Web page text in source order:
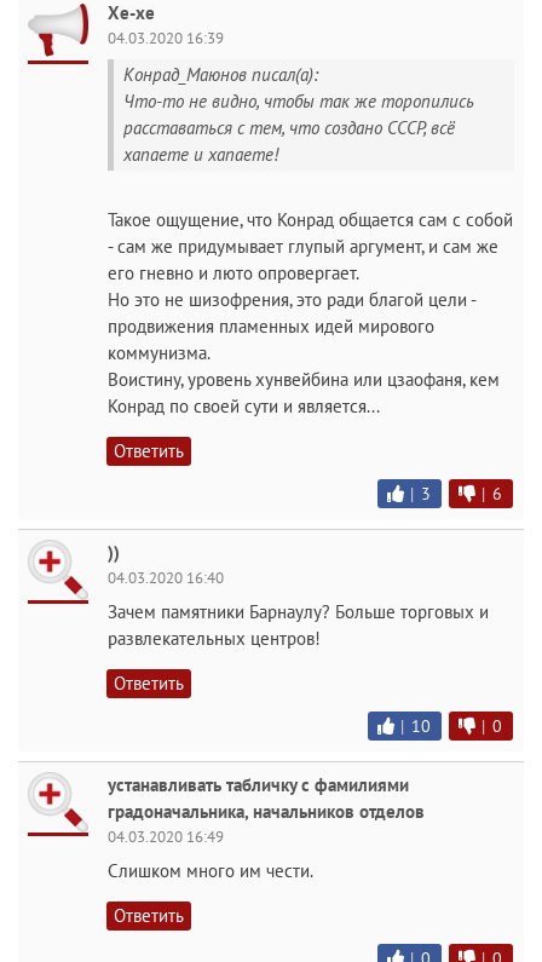
Хе-хе
04.03.2020 16:39
Конрад_Маюнов писал(а):
Что-то не видно, чтобы так же торопились
расставаться с тем, что создано СССР, всё
хапаете и хапаете!
Такое ощущение, что Конрад общается сам с собой
- сам же придумывает глупый аргумент, и сам же
его гневно и люто опровергает.
Но это не шизофрения, это ради благой цели -
продвижения пламенных идей мирового
коммунизма.
Воистину, уровень хунвейбина или цзаофаня, кем
Конрад по своей сути и является...
Ответить
| 3 | 6
))
04.03.2020 16:40
Зачем памятники Барнаулу? Больше торговых и
развлекательных центров!
Ответить
| 10 | 0
устанавливать табличку с фамилиями
градоначальника, начальников отделов
04.03.2020 16:49
Слишком много им чести.
Ответить